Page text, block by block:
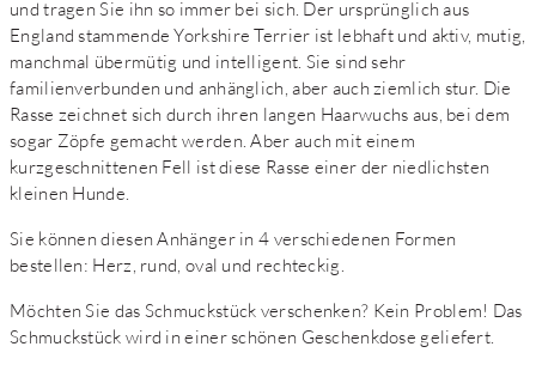
und tragen Sie ihn so immer bei sich. Der ursprünglich aus
England stammende Yorkshire Terrier ist lebhaft und aktiv, mutig,
manchmal übermütig und intelligent. Sie sind sehr
familienverbunden und anhänglich, aber auch ziemlich stur. Die
Rasse zeichnet sich durch ihren langen Haarwuchs aus, bei dem
sogar Zöpfe gemacht werden. Aber auch mit einem
kurzgeschnittenen Fell ist diese Rasse einer der niedlichsten
kleinen Hunde.
Sie können diesen Anhänger in 4 verschiedenen Formen
bestellen: Herz, rund, oval und rechteckig.
Möchten Sie das Schmuckstück verschenken? Kein Problem! Das
Schmuckstück wird in einer schönen Geschenkdose geliefert.